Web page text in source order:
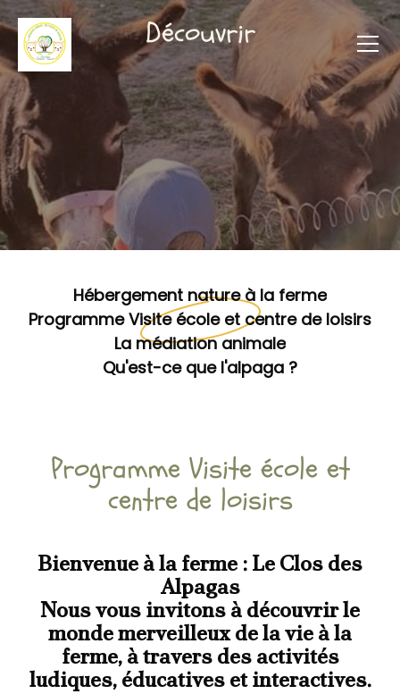
Découvrir
Hébergement nature à la ferme
Programme Visite école et centre de loisirs
La médiation animale
Qu'est-ce que l'alpaga ?
Programme Visite école et
centre de loisirs
Bienvenue à la ferme : Le Clos des
Alpagas
Nous vous invitons à découvrir le
monde merveilleux de la vie à la
ferme, à travers des activités
ludiques, éducatives et interactives.